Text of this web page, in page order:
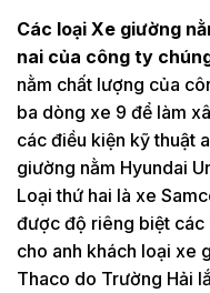
Các loại Xe giường
nai của công ty
nằm chất lượng của
ba dòng xe 9 để làm
các điều kiện kỹ thuật
giường nằm Hyundai
Loại thứ hai là xe
được độ riêng biệt các
cho anh khách loại xe
Thaco do Trường Hải